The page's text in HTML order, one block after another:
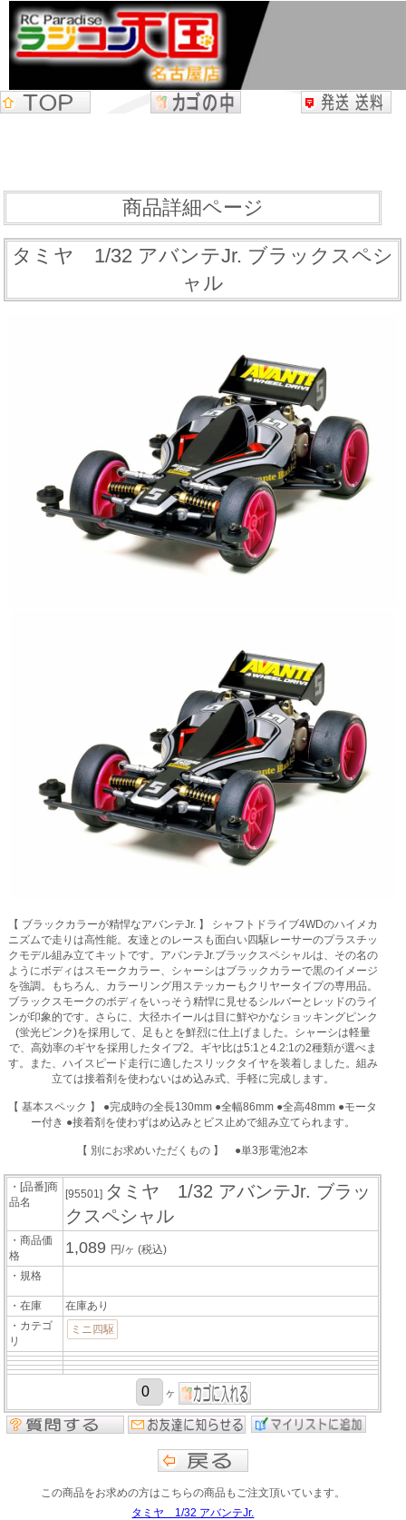
商品詳細ページ
タミヤ 1/32 アバンテJr. ブラックスペシ
ャル
【 ブラックカラーが精悍なアバンテJr. 】 シャフトドライブ4WDのハイメカ
ニズムで走りは高性能。友達とのレースも面白い四駆レーサーのプラスチッ
クモデル組み立てキットです。アバンテJr.ブラックスペシャルは、その名の
ようにボディはスモークカラー、シャーシはブラックカラーで黒のイメージ
を強調。もちろん、カラーリング用ステッカーもクリヤータイプの専用品。
ブラックスモークのボディをいっそう精悍に見せるシルバーとレッドのライ
ンが印象的です。さらに、大径ホイールは目に鮮やかなショッキングピンク
(蛍光ピンク)を採用して、足もとを鮮烈に仕上げました。シャーシは軽量
で、高効率のギヤを採用したタイプ2。ギヤ比は5:1と4.2:1の2種類が選べま
す。また、ハイスピード走行に適したスリックタイヤを装着しました。組み
立ては接着剤を使わないはめ込み式、手軽に完成します。
【 基本スペック 】 ●完成時の全長130mm ●全幅86mm ●全高48mm ●モータ
ー付き ●接着剤を使わずはめ込みとビス止めで組み立てられます。
【 別にお求めいただくもの 】 ●単3形電池2本
・[品番]商
品名
[95501] タミヤ 1/32 アバンテJr. ブラッ
クスペシャル
・商品価
格
1,089 円/ヶ(税込)
・規格
・在庫
在庫あり
・カテゴ
リ
ミニ四駆
ヶ
この商品をお求めの方はこちらの商品もご注文頂いています。
タミヤ 1/32 アバンテJr.